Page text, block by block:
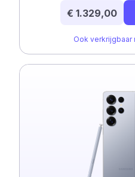
€ 1.329,00
Ook verkrijgbaar